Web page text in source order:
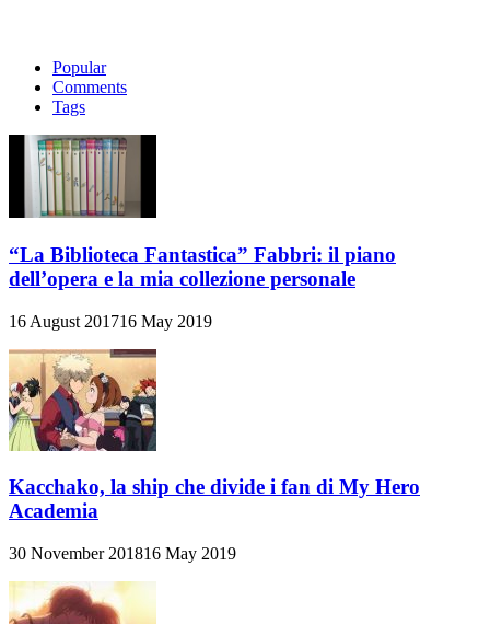
Popular
Comments
Tags
“La Biblioteca Fantastica” Fabbri: il piano
dell’opera e la mia collezione personale
16 August 201716 May 2019
Kacchako, la ship che divide i fan di My Hero
Academia
30 November 201816 May 2019